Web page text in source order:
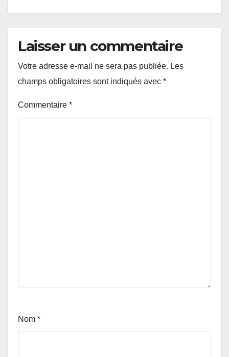
Laisser un commentaire
Votre adresse e-mail ne sera pas publiée. Les
champs obligatoires sont indiqués avec *
Commentaire *
Nom *